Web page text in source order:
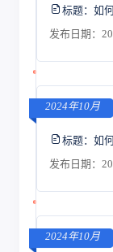
标题： 如
发布日期：
2024年10月
标题： 如
发布日期：
2024年10月